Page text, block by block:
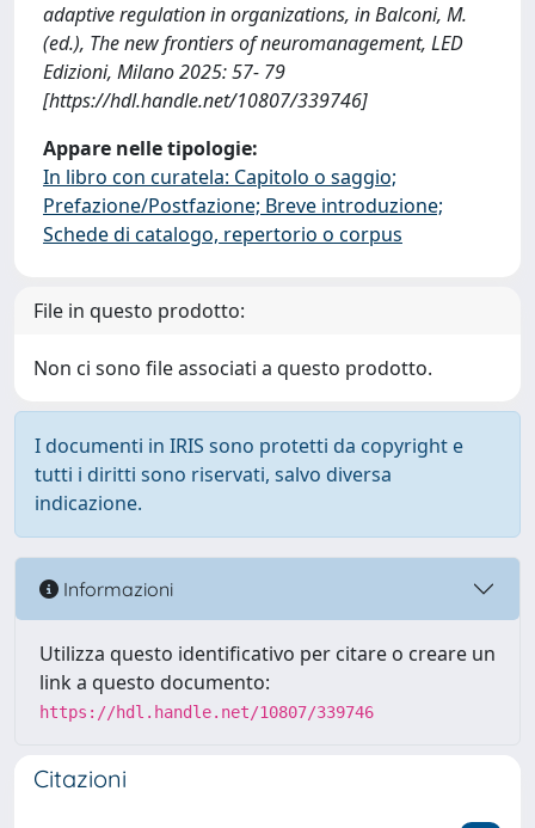
adaptive regulation in organizations, in Balconi, M.
(ed.), The new frontiers of neuromanagement, LED
Edizioni, Milano 2025: 57- 79
[https://hdl.handle.net/10807/339746]
Appare nelle tipologie:
In libro con curatela: Capitolo o saggio;
Prefazione/Postfazione; Breve introduzione;
Schede di catalogo, repertorio o corpus
File in questo prodotto:
Non ci sono file associati a questo prodotto.
I documenti in IRIS sono protetti da copyright e
tutti i diritti sono riservati, salvo diversa
indicazione.
Informazioni
Utilizza questo identificativo per citare o creare un
link a questo documento:
https://hdl.handle.net/10807/339746
Citazioni